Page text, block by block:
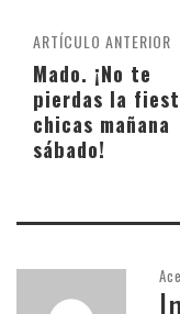
ARTÍCULO ANTERIOR
Mado. ¡No te
pierdas la
chicas mañana
sábado!